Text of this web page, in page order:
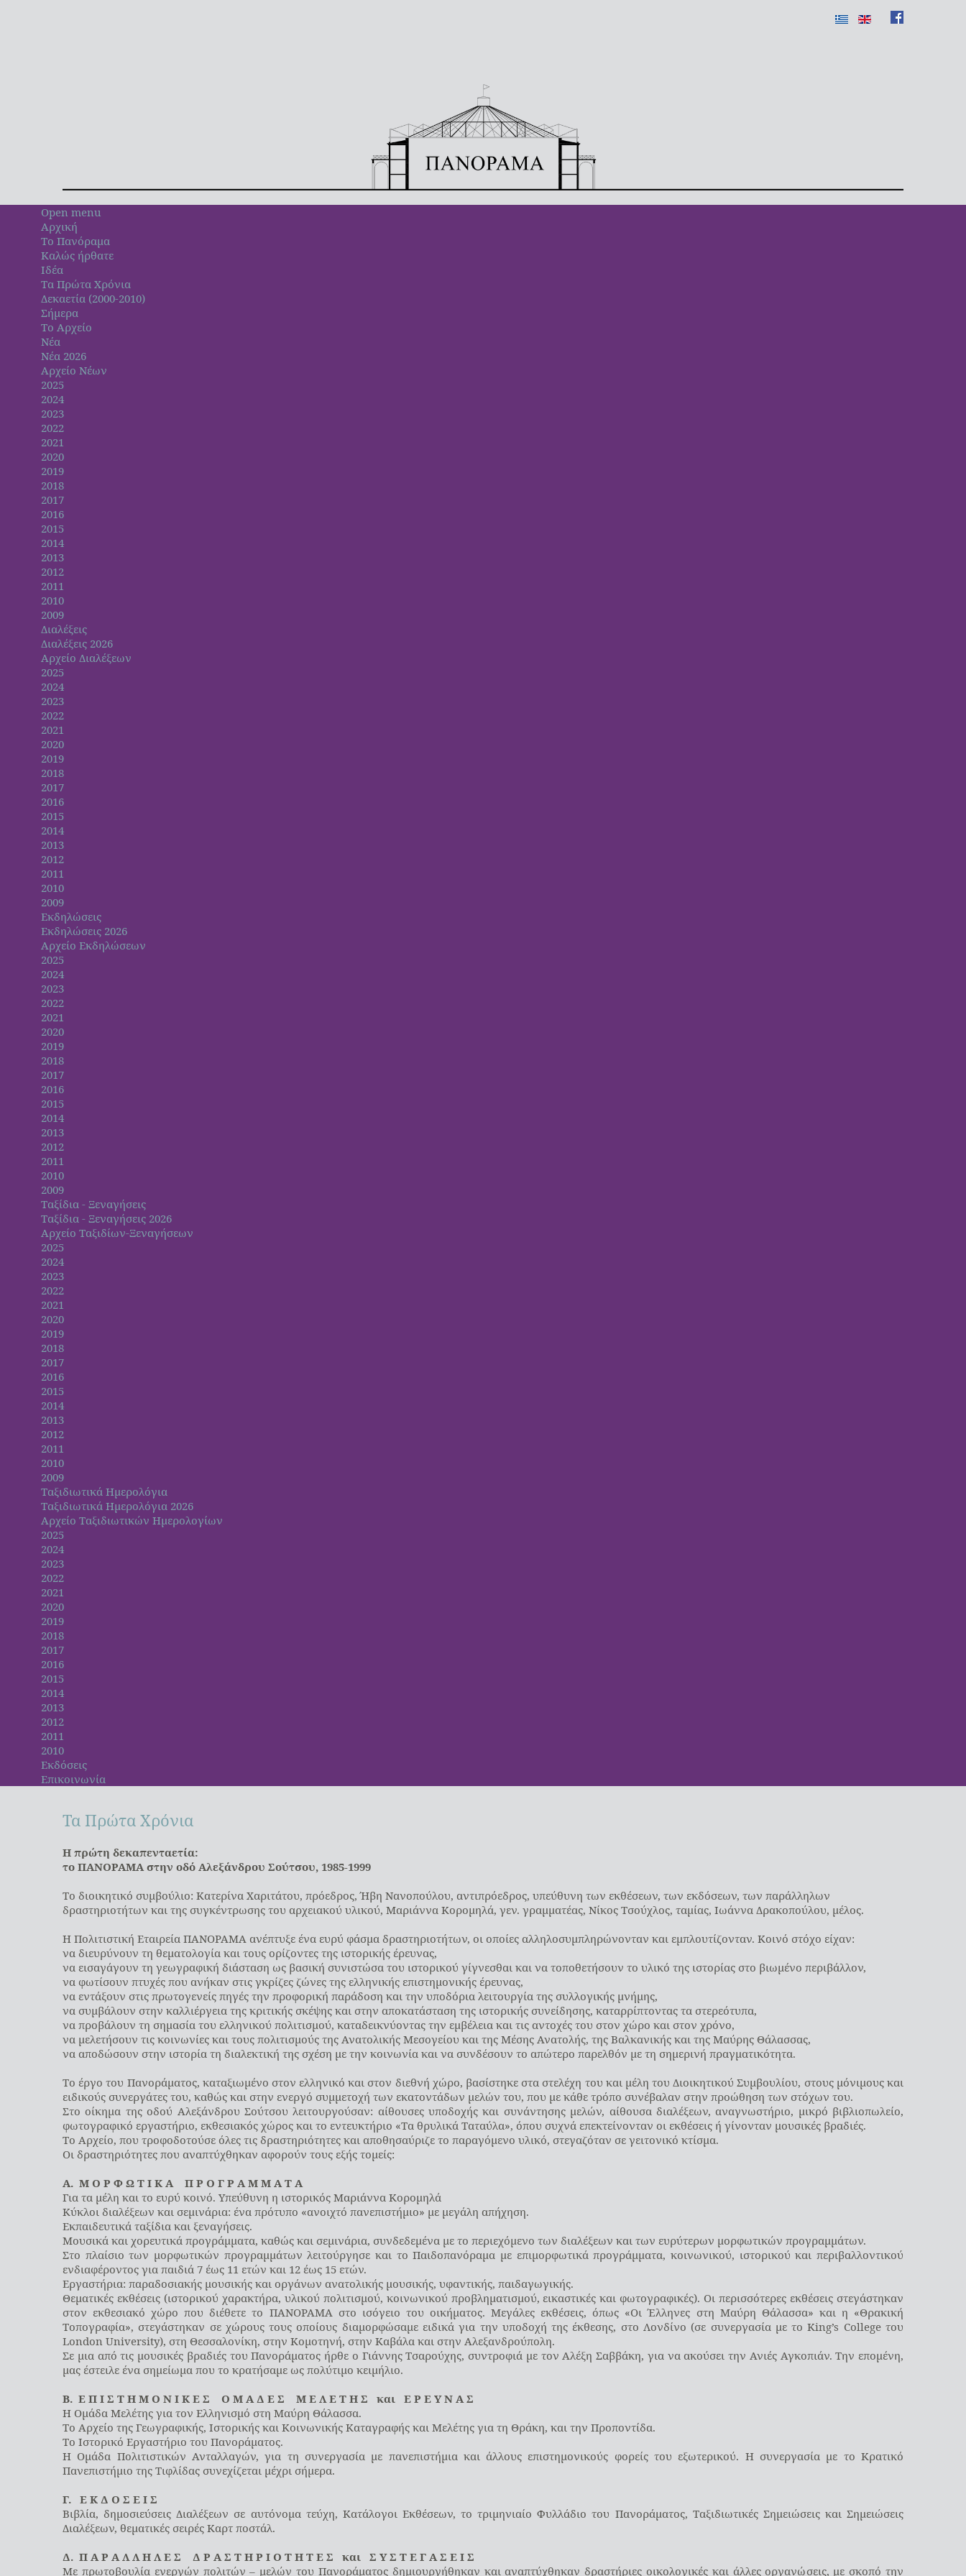
Open menu
Αρχική
Το Πανόραμα
Καλώς ήρθατε
Ιδέα
Τα Πρώτα Χρόνια
Δεκαετία (2000-2010)
Σήμερα
Το Αρχείο
Νέα
Νέα 2026
Αρχείο Νέων
2025
2024
2023
2022
2021
2020
2019
2018
2017
2016
2015
2014
2013
2012
2011
2010
2009
Διαλέξεις
Διαλέξεις 2026
Αρχείο Διαλέξεων
2025
2024
2023
2022
2021
2020
2019
2018
2017
2016
2015
2014
2013
2012
2011
2010
2009
Εκδηλώσεις
Εκδηλώσεις 2026
Αρχείο Εκδηλώσεων
2025
2024
2023
2022
2021
2020
2019
2018
2017
2016
2015
2014
2013
2012
2011
2010
2009
Ταξίδια - Ξεναγήσεις
Ταξίδια - Ξεναγήσεις 2026
Αρχείο Ταξιδίων-Ξεναγήσεων
2025
2024
2023
2022
2021
2020
2019
2018
2017
2016
2015
2014
2013
2012
2011
2010
2009
Ταξιδιωτικά Ημερολόγια
Ταξιδιωτικά Ημερολόγια 2026
Αρχείο Ταξιδιωτικών Ημερολογίων
2025
2024
2023
2022
2021
2020
2019
2018
2017
2016
2015
2014
2013
2012
2011
2010
Εκδόσεις
Επικοινωνία
Τα Πρώτα Χρόνια
Η πρώτη δεκαπενταετία:
το ΠΑΝΟΡΑΜΑ στην οδό Αλεξάνδρου Σούτσου, 1985-1999
Το διοικητικό συμβούλιο: Κατερίνα Χαριτάτου, πρόεδρος, Ήβη Νανοπούλου, αντιπρόεδρος, υπεύθυνη των εκθέσεων, των εκδόσεων, των παράλληλων
δραστηριοτήτων και της συγκέντρωσης του αρχειακού υλικού, Μαριάννα Κορομηλά, γεν. γραμματέας, Νίκος Τσούχλος, ταμίας, Ιωάννα Δρακοπούλου, μέλος.
Η Πολιτιστική Εταιρεία ΠΑΝΟΡΑΜΑ ανέπτυξε ένα ευρύ φάσμα δραστηριοτήτων, οι οποίες αλληλοσυμπληρώνονταν και εμπλουτίζονταν. Κοινό στόχο είχαν:
να διευρύνουν τη θεματολογία και τους ορίζοντες της ιστορικής έρευνας,
να εισαγάγουν τη γεωγραφική διάσταση ως βασική συνιστώσα του ιστορικού γίγνεσθαι και να τοποθετήσουν το υλικό της ιστορίας στο βιωμένο περιβάλλον,
να φωτίσουν πτυχές που ανήκαν στις γκρίζες ζώνες της ελληνικής επιστημονικής έρευνας,
να εντάξουν στις πρωτογενείς πηγές την προφορική παράδοση και την υποδόρια λειτουργία της συλλογικής μνήμης,
να συμβάλουν στην καλλιέργεια της κριτικής σκέψης και στην αποκατάσταση της ιστορικής συνείδησης, καταρρίπτοντας τα στερεότυπα,
να προβάλουν τη σημασία του ελληνικού πολιτισμού, καταδεικνύοντας την εμβέλεια και τις αντοχές του στον χώρο και στον χρόνο,
να μελετήσουν τις κοινωνίες και τους πολιτισμούς της Ανατολικής Μεσογείου και της Μέσης Ανατολής, της Βαλκανικής και της Μαύρης Θάλασσας,
να αποδώσουν στην ιστορία τη διαλεκτική της σχέση με την κοινωνία και να συνδέσουν το απώτερο παρελθόν με τη σημερινή πραγματικότητα.
Το έργο του Πανοράματος, καταξιωμένο στον ελληνικό και στον διεθνή χώρο, βασίστηκε στα στελέχη του και μέλη του Διοικητικού Συμβουλίου, στους μόνιμους και
ειδικούς συνεργάτες του, καθώς και στην ενεργό συμμετοχή των εκατοντάδων μελών του, που με κάθε τρόπο συνέβαλαν στην προώθηση των στόχων του.
Στο οίκημα της οδού Αλεξάνδρου Σούτσου λειτουργούσαν: αίθουσες υποδοχής και συνάντησης μελών, αίθουσα διαλέξεων, αναγνωστήριο, μικρό βιβλιοπωλείο,
φωτογραφικό εργαστήριο, εκθεσιακός χώρος και το εντευκτήριο «Τα θρυλικά Ταταύλα», όπου συχνά επεκτείνονταν οι εκθέσεις ή γίνονταν μουσικές βραδιές.
Το Αρχείο, που τροφοδοτούσε όλες τις δραστηριότητες και αποθησαύριζε το παραγόμενο υλικό, στεγαζόταν σε γειτονικό κτίσμα.
Οι δραστηριότητες που αναπτύχθηκαν αφορούν τους εξής τομείς:
Α. Μ Ο Ρ Φ Ω Τ Ι Κ Α Π Ρ Ο Γ Ρ Α Μ Μ Α Τ Α
Για τα μέλη και το ευρύ κοινό. Υπεύθυνη η ιστορικός Μαριάννα Κορομηλά
Κύκλοι διαλέξεων και σεμινάρια: ένα πρότυπο «ανοιχτό πανεπιστήμιο» με μεγάλη απήχηση.
Εκπαιδευτικά ταξίδια και ξεναγήσεις.
Μουσικά και χορευτικά προγράμματα, καθώς και σεμινάρια, συνδεδεμένα με το περιεχόμενο των διαλέξεων και των ευρύτερων μορφωτικών προγραμμάτων.
Στο πλαίσιο των μορφωτικών προγραμμάτων λειτούργησε και το Παιδοπανόραμα με επιμορφωτικά προγράμματα, κοινωνικού, ιστορικού και περιβαλλοντικού
ενδιαφέροντος για παιδιά 7 έως 11 ετών και 12 έως 15 ετών.
Εργαστήρια: παραδοσιακής μουσικής και οργάνων ανατολικής μουσικής, υφαντικής, παιδαγωγικής.
Θεματικές εκθέσεις (ιστορικού χαρακτήρα, υλικού πολιτισμού, κοινωνικού προβληματισμού, εικαστικές και φωτογραφικές). Οι περισσότερες εκθέσεις στεγάστηκαν
στον εκθεσιακό χώρο που διέθετε το ΠΑΝΟΡΑΜΑ στο ισόγειο του οικήματος. Μεγάλες εκθέσεις, όπως «Οι Έλληνες στη Μαύρη Θάλασσα» και η «Θρακική
Τοπογραφία», στεγάστηκαν σε χώρους τους οποίους διαμορφώσαμε ειδικά για την υποδοχή της έκθεσης, στο Λονδίνο (σε συνεργασία με το King’s College του
London University), στη Θεσσαλονίκη, στην Κομοτηνή, στην Καβάλα και στην Αλεξανδρούπολη.
Σε μια από τις μουσικές βραδιές του Πανοράματος ήρθε ο Γιάννης Τσαρούχης, συντροφιά με τον Αλέξη Σαββάκη, για να ακούσει την Ανιές Αγκοπιάν. Την επομένη,
μας έστειλε ένα σημείωμα που το κρατήσαμε ως πολύτιμο κειμήλιο.
Β. Ε Π Ι Σ Τ Η Μ Ο Ν Ι Κ Ε Σ Ο Μ Α Δ Ε Σ Μ Ε Λ Ε Τ Η Σ και Ε Ρ Ε Υ Ν Α Σ
H Ομάδα Μελέτης για τον Ελληνισμό στη Μαύρη Θάλασσα.
Το Αρχείο της Γεωγραφικής, Ιστορικής και Κοινωνικής Καταγραφής και Μελέτης για τη Θράκη, και την Προποντίδα.
Το Ιστορικό Εργαστήριο του Πανοράματος.
Η Ομάδα Πολιτιστικών Ανταλλαγών, για τη συνεργασία με πανεπιστήμια και άλλους επιστημονικούς φορείς του εξωτερικού. Η συνεργασία με το Κρατικό
Πανεπιστήμιο της Τιφλίδας συνεχίζεται μέχρι σήμερα.
Γ. Ε Κ Δ Ο Σ Ε Ι Σ
Βιβλία, δημοσιεύσεις Διαλέξεων σε αυτόνομα τεύχη, Κατάλογοι Εκθέσεων, το τριμηνιαίο Φυλλάδιο του Πανοράματος, Ταξιδιωτικές Σημειώσεις και Σημειώσεις
Διαλέξεων, θεματικές σειρές Καρτ ποστάλ.
Δ. Π Α Ρ Α Λ Λ Η Λ Ε Σ Δ Ρ Α Σ Τ Η Ρ Ι Ο Τ Η Τ Ε Σ και Σ Υ Σ Τ Ε Γ Α Σ Ε Ι Σ
Με πρωτοβουλία ενεργών πολιτών – μελών του Πανοράματος δημιουργήθηκαν και αναπτύχθηκαν δραστήριες οικολογικές και άλλες οργανώσεις, με σκοπό την